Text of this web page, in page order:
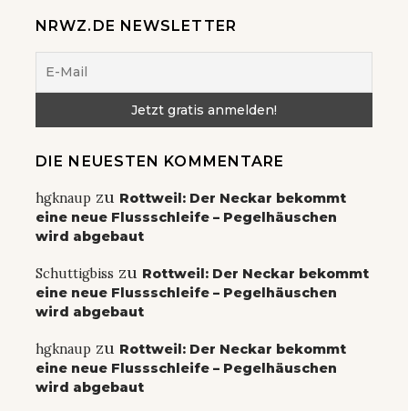
NRWZ.DE NEWSLETTER
DIE NEUESTEN KOMMENTARE
hgknaup zu Rottweil: Der Neckar bekommt
eine neue Flussschleife – Pegelhäuschen
wird abgebaut
Schuttigbiss zu Rottweil: Der Neckar bekommt
eine neue Flussschleife – Pegelhäuschen
wird abgebaut
hgknaup zu Rottweil: Der Neckar bekommt
eine neue Flussschleife – Pegelhäuschen
wird abgebaut